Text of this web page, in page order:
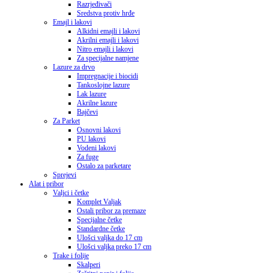
Razrjeđivači
Sredstva protiv hrđe
Emajl i lakovi
Alkidni emajli i lakovi
Akrilni emajli i lakovi
Nitro emajli i lakovi
Za specijalne namjene
Lazure za drvo
Impregnacije i biocidi
Tankoslojne lazure
Lak lazure
Akrilne lazure
Bajčevi
Za Parket
Osnovni lakovi
PU lakovi
Vodeni lakovi
Za fuge
Ostalo za parketare
Sprejevi
Alat i pribor
Valjci i četke
Komplet Valjak
Ostali pribor za premaze
Specijalne četke
Standardne četke
Ulošci valjka do 17 cm
Ulošci valjka preko 17 cm
Trake i folije
Skalperi